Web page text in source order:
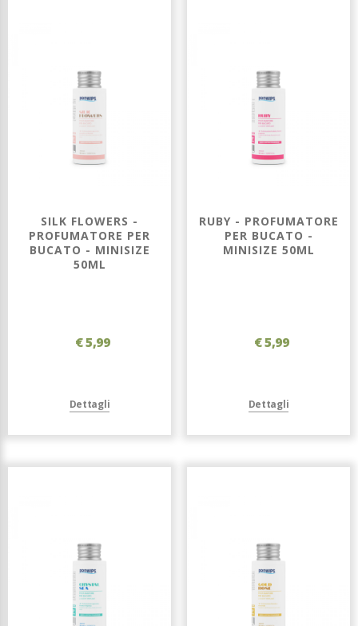
SILK FLOWERS -
PROFUMATORE PER
BUCATO - MINISIZE
50ML
€ 5,99
Dettagli
RUBY - PROFUMATORE
PER BUCATO -
MINISIZE 50ML
€ 5,99
Dettagli